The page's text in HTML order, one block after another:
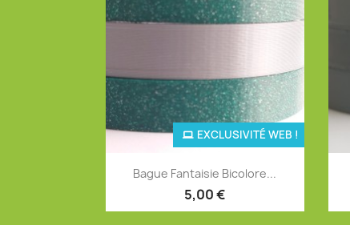
 Aperçu rapide
Bague Fantaisie Bicolore...
5,00 €
EXCLUSIVITÉ WEB !